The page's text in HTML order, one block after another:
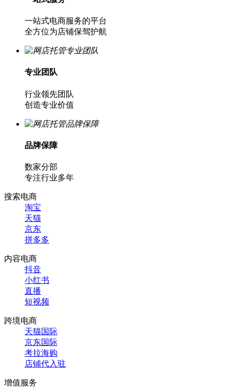
一站式电商服务的平台
全方位为店铺保驾护航
专业团队
行业领先团队
创造专业价值
品牌保障
数家分部
专注行业多年
搜索电商
淘宝
天猫
京东
拼多多
内容电商
抖音
小红书
直播
短视频
跨境电商
天猫国际
京东国际
考拉海购
店铺代入驻
增值服务